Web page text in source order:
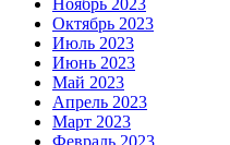
Ноябрь 2023
Октябрь 2023
Июль 2023
Июнь 2023
Май 2023
Апрель 2023
Март 2023